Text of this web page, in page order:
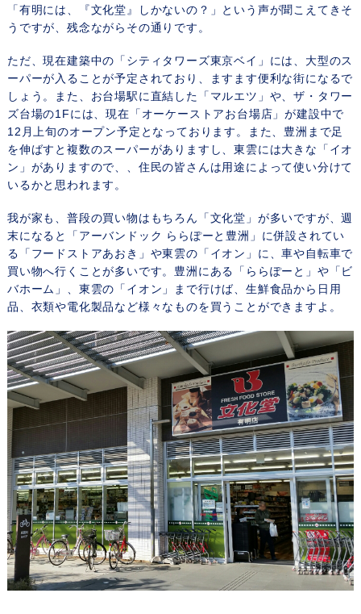
「有明には、『文化堂』しかないの？」という声が聞こえてきそ
うですが、残念ながらその通りです。
ただ、現在建築中の「シティタワーズ東京ベイ」には、大型のス
ーパーが入ることが予定されており、ますます便利な街になるで
しょう。また、お台場駅に直結した「マルエツ」や、ザ・タワー
ズ台場の1Fには、現在「オーケーストアお台場店」が建設中で
12月上旬のオープン予定となっております。また、豊洲まで足
を伸ばすと複数のスーパーがありますし、東雲には大きな「イオ
ン」がありますので、、住民の皆さんは用途によって使い分けて
いるかと思われます。
我が家も、普段の買い物はもちろん「文化堂」が多いですが、週
末になると「アーバンドック ららぽーと豊洲」に併設されてい
る「フードストアあおき」や東雲の「イオン」に、車や自転車で
買い物へ行くことが多いです。豊洲にある「ららぽーと」や「ビ
バホーム」、東雲の「イオン」まで行けば、生鮮食品から日用
品、衣類や電化製品など様々なものを買うことができますよ。